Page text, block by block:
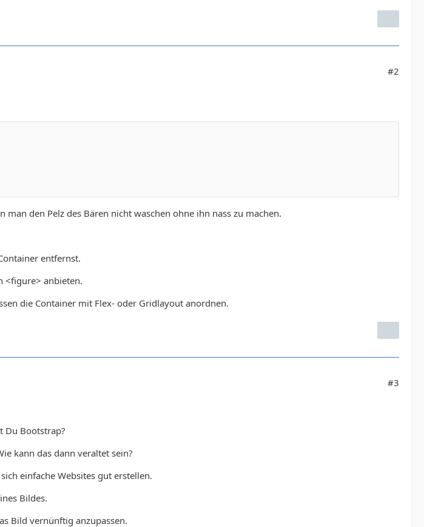
#2
den Pelz des Bären nicht waschen ohne ihn nass zu machen.
entfernst.
<figure> anbieten.
die Container mit Flex- oder Gridlayout anordnen.
#3
Du Bootstrap?
kann das dann veraltet sein?
einfache Websites gut erstellen.
Bildes.
Bild vernünftig anzupassen.